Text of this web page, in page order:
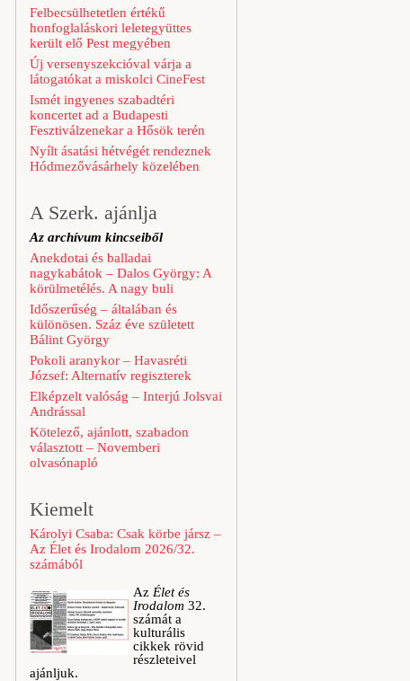
Felbecsülhetetlen értékű
honfoglaláskori leletegyüttes
került elő Pest megyében
Új versenyszekcióval várja a
látogatókat a miskolci CineFest
Ismét ingyenes szabadtéri
koncertet ad a Budapesti
Fesztiválzenekar a Hősök terén
Nyílt ásatási hétvégét rendeznek
Hódmezővásárhely közelében
A Szerk. ajánlja
Az archívum kincseiből
Anekdotai és balladai
nagykabátok – Dalos György: A
körülmetélés. A nagy buli
Időszerűség – általában és
különösen. Száz éve született
Bálint György
Pokoli aranykor – Havasréti
József: Alternatív regiszterek
Elképzelt valóság – Interjú Jolsvai
Andrással
Kötelező, ajánlott, szabadon
választott – Novemberi
olvasónapló
Kiemelt
Károlyi Csaba: Csak körbe jársz –
Az Élet és Irodalom 2026/32.
számából
Az Élet és
Irodalom 32.
számát a
kulturális
cikkek rövid
részleteivel
ajánljuk.